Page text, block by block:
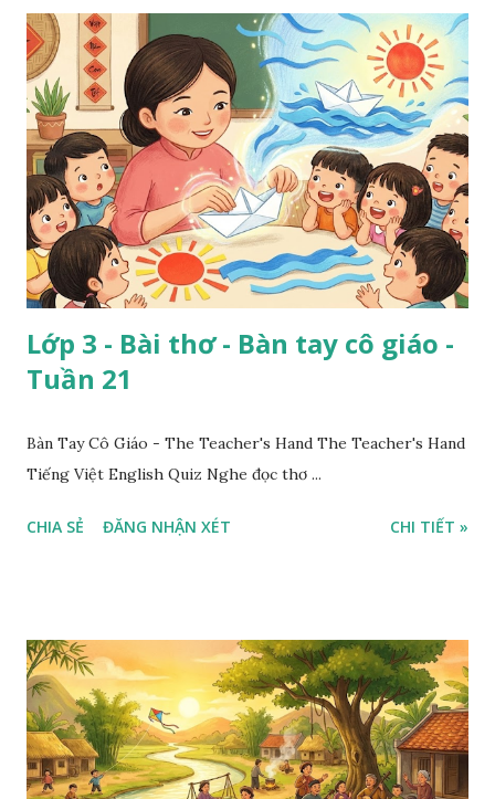
Lớp 3 - Bài thơ - Bàn tay cô giáo -
Tuần 21
Bàn Tay Cô Giáo - The Teacher's Hand The Teacher's Hand
Tiếng Việt English Quiz Nghe đọc thơ ...
CHIA SẺ ĐĂNG NHẬN XÉT CHI TIẾT »